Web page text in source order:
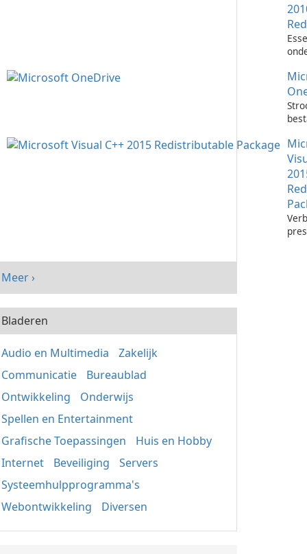
Meer ›
Bladeren
Audio en Multimedia
Zakelijk
Communicatie
Bureaublad
Ontwikkeling
Onderwijs
Spellen en Entertainment
Grafische Toepassingen
Huis en Hobby
Internet
Beveiliging
Servers
Systeemhulpprogramma's
Webontwikkeling
Diversen